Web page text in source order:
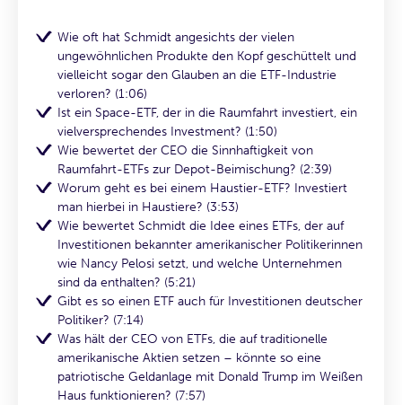
Wie oft hat Schmidt angesichts der vielen
ungewöhnlichen Produkte den Kopf geschüttelt und
vielleicht sogar den Glauben an die ETF-Industrie
verloren? (1:06)
Ist ein Space-ETF, der in die Raumfahrt investiert, ein
vielversprechendes Investment? (1:50)
Wie bewertet der CEO die Sinnhaftigkeit von
Raumfahrt-ETFs zur Depot-Beimischung? (2:39)
Worum geht es bei einem Haustier-ETF? Investiert
man hierbei in Haustiere? (3:53)
Wie bewertet Schmidt die Idee eines ETFs, der auf
Investitionen bekannter amerikanischer Politikerinnen
wie Nancy Pelosi setzt, und welche Unternehmen
sind da enthalten? (5:21)
Gibt es so einen ETF auch für Investitionen deutscher
Politiker? (7:14)
Was hält der CEO von ETFs, die auf traditionelle
amerikanische Aktien setzen – könnte so eine
patriotische Geldanlage mit Donald Trump im Weißen
Haus funktionieren? (7:57)